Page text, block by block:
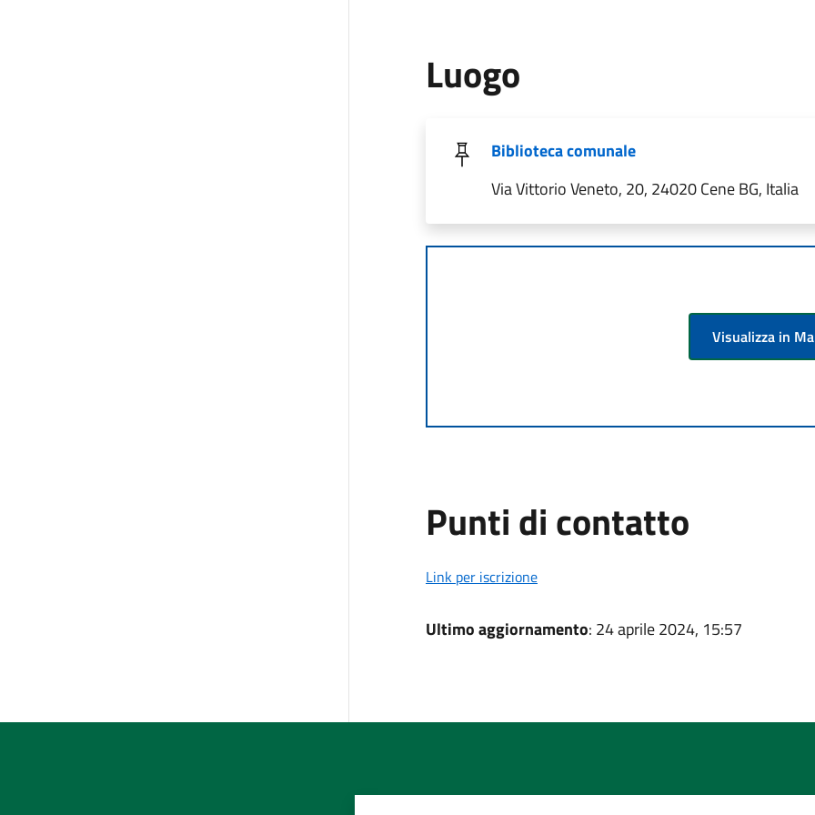
Luogo
Biblioteca comunale
Via Vittorio Veneto, 20, 24020 Cene BG, Italia
Visualizza in
Punti di contatto
Link per iscrizione
Ultimo aggiornamento: 24 aprile 2024, 15:57